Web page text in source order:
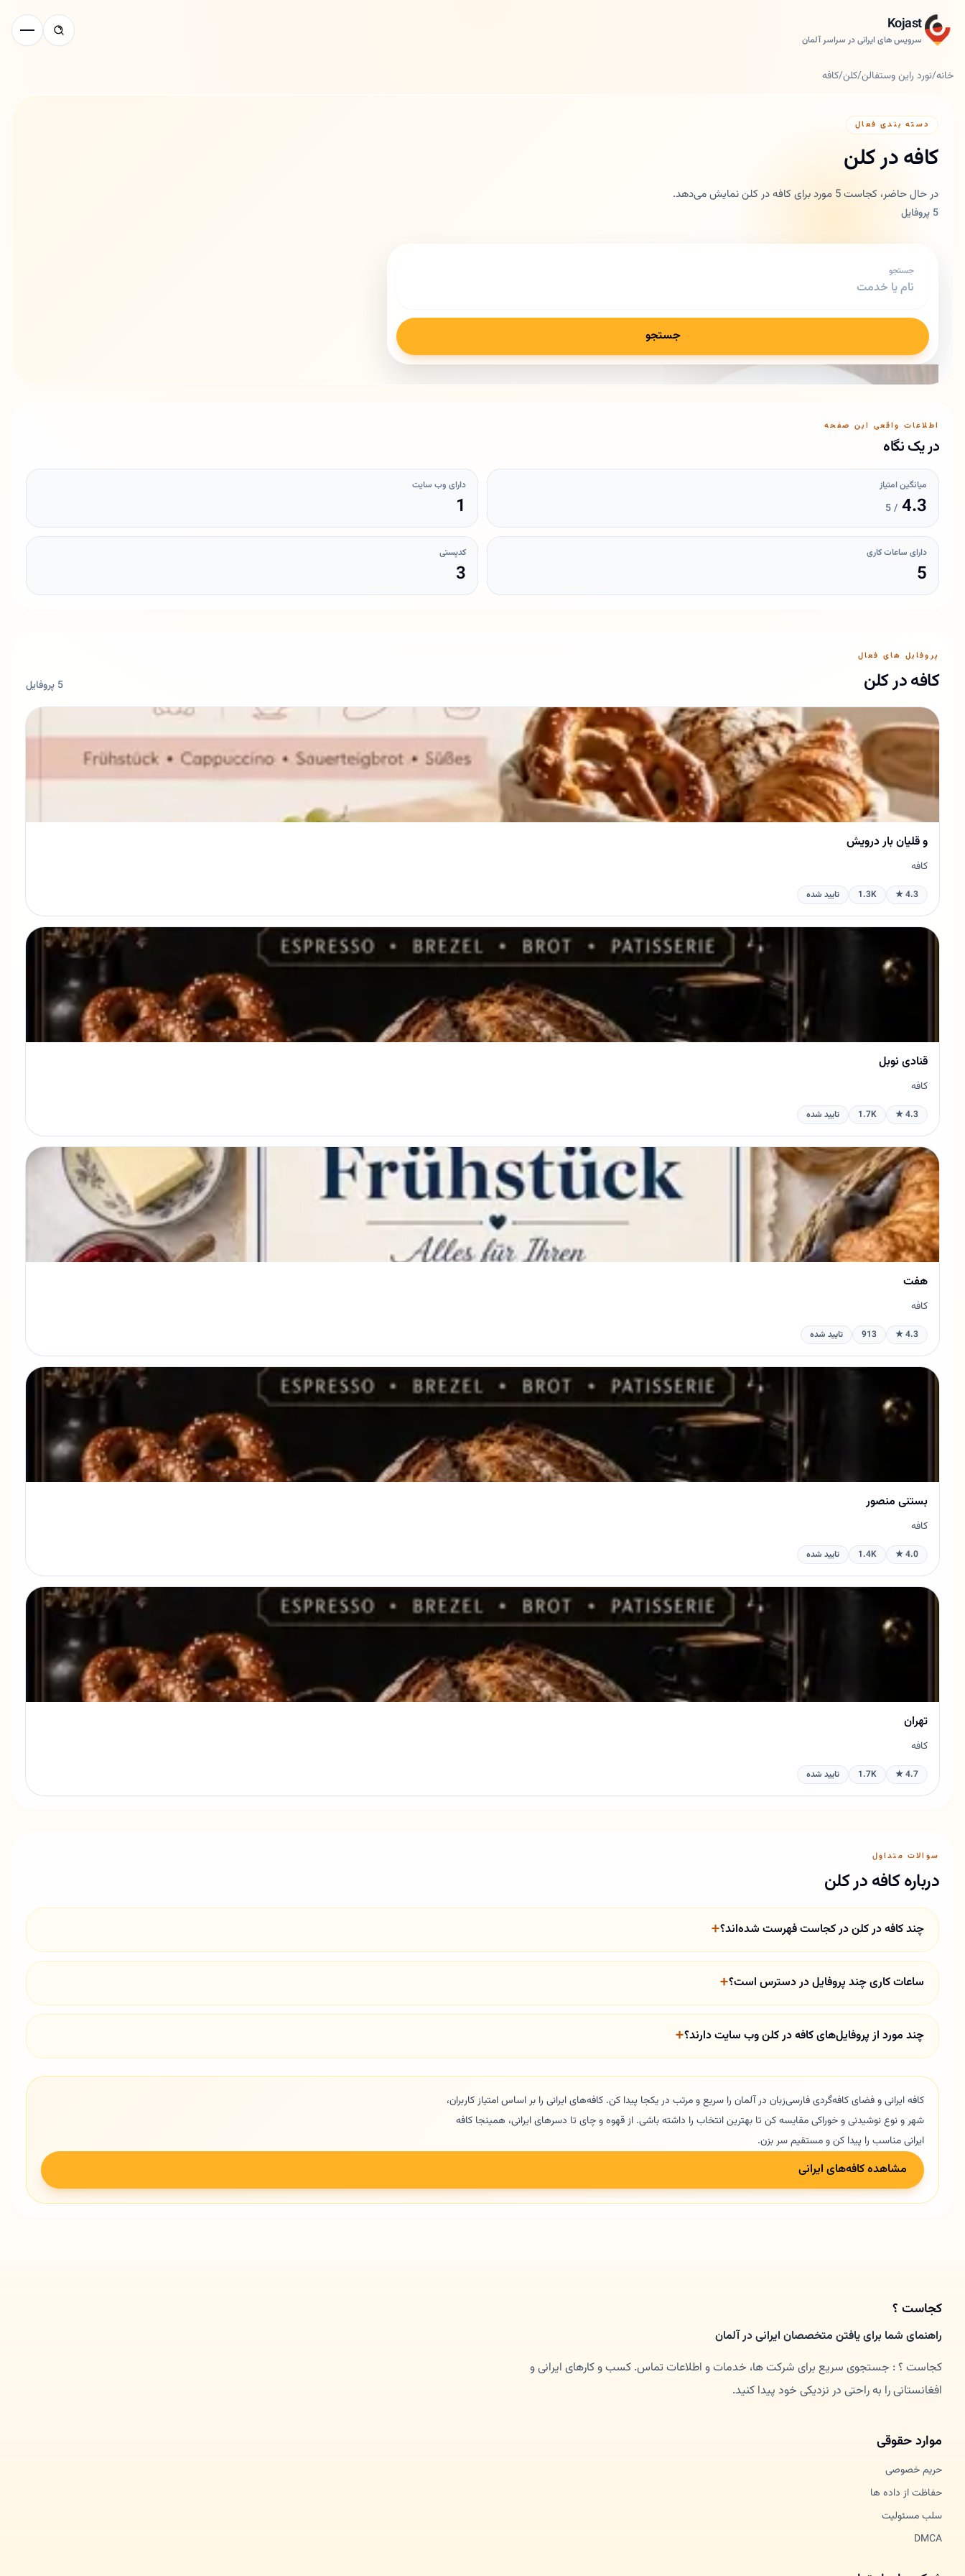
Kojast
سرویس های ایرانی در سراسر آلمان
خانه/نورد راین وستفالن/کلن/کافه
دسته بندی فعال
کافه در کلن
در حال حاضر، کجاست 5 مورد برای کافه در کلن نمایش می‌دهد.
5 پروفایل
جستجو
جستجو
اطلاعات واقعی این صفحه
در یک نگاه
میانگین امتیاز
4.3
/ 5
دارای وب سایت
1
دارای ساعات کاری
5
کدپستی
3
پروفایل های فعال
کافه در کلن 5 پروفایل
و قلیان بار درویش
کافه
4.3 ★
1.3K تایید شده
قنادی نوبل
کافه
4.3 ★
1.7K تایید شده
هفت
کافه
4.3 ★
913 تایید شده
بستنی منصور
کافه
4.0 ★
1.4K تایید شده
تهران
کافه
4.7 ★
1.7K تایید شده
سوالات متداول
درباره کافه در کلن
چند کافه در کلن در کجاست فهرست شده‌اند؟
ساعات کاری چند پروفایل در دسترس است؟
چند مورد از پروفایل‌های کافه در کلن وب سایت دارند؟
کافه ایرانی و فضای کافه‌گردی فارسی‌زبان در آلمان را سریع و مرتب در یکجا پیدا کن. کافه‌های ایرانی را بر اساس امتیاز کاربران،
شهر و نوع نوشیدنی و خوراکی مقایسه کن تا بهترین انتخاب را داشته باشی. از قهوه و چای تا دسرهای ایرانی، همینجا کافه
ایرانی مناسب را پیدا کن و مستقیم سر بزن.
مشاهده کافه‌های ایرانی
کجاست ؟
راهنمای شما برای یافتن متخصصان ایرانی در آلمان
کجاست ؟ : جستجوی سریع برای شرکت ها، خدمات و اطلاعات تماس. کسب و کارهای ایرانی و
افغانستانی را به راحتی در نزدیکی خود پیدا کنید.
موارد حقوقی
حریم خصوصی
حفاظت از داده ها
سلب مسئولیت
DMCA